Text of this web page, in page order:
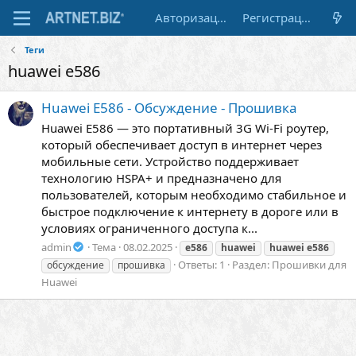
Авторизация Регистрация
Теги
huawei e586
Huawei E586 - Обсуждение - Прошивка
Huawei E586 — это портативный 3G Wi-Fi роутер,
который обеспечивает доступ в интернет через
мобильные сети. Устройство поддерживает
технологию HSPA+ и предназначено для
пользователей, которым необходимо стабильное и
быстрое подключение к интернету в дороге или в
условиях ограниченного доступа к...
admin Тема 08.02.2025 e586 huawei huawei e586
обсуждение
прошивка Ответы: 1 Раздел: Прошивки для
Huawei